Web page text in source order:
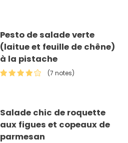
Pesto de salade verte
(laitue et feuille de chêne)
à la pistache
(7 notes)
Salade chic de roquette
aux figues et copeaux de
parmesan